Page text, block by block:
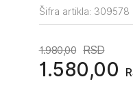
Šifra artikla: 309578
1.980,00 RSD
Originalna
cena
1.580,00
Trenutna
cena